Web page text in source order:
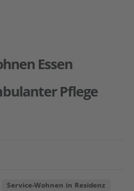
Essen
Pflege
Service-Wohnen in Residenz